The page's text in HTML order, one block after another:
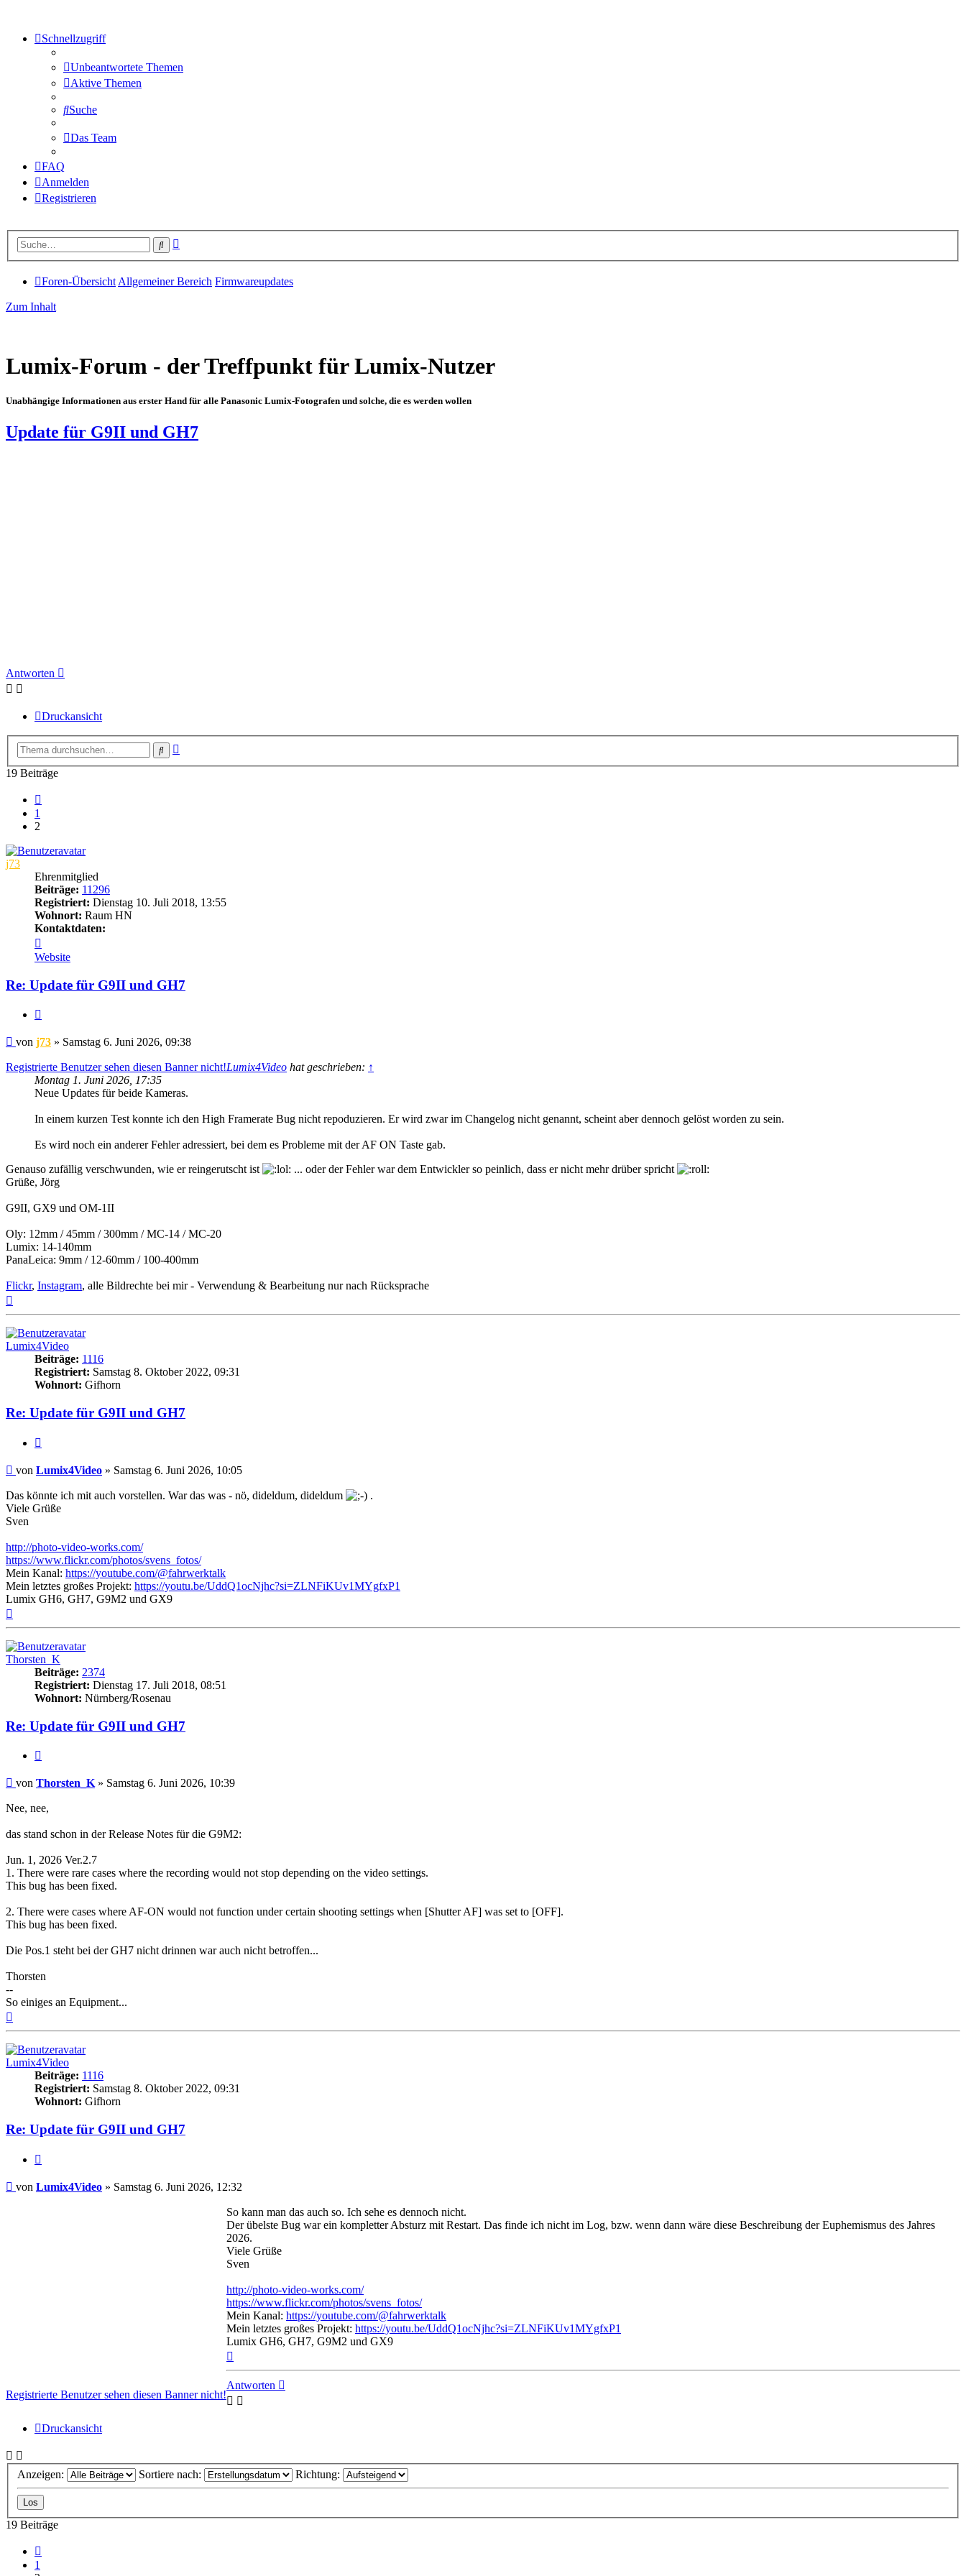
Schnellzugriff
Unbeantwortete Themen
Aktive Themen
Suche
Das Team
FAQ
Anmelden
Registrieren
Suche
Foren-Übersicht Allgemeiner Bereich Firmwareupdates
Zum Inhalt
Lumix-Forum - der Treffpunkt für Lumix-Nutzer
Unabhängige Informationen aus erster Hand für alle Panasonic Lumix-Fotografen und solche, die es werden wollen
Update für G9II und GH7
Antworten
Druckansicht
Suche
19 Beiträge
1
2
j73
Ehrenmitglied
Beiträge: 11296
Registriert: Dienstag 10. Juli 2018, 13:55
Wohnort: Raum HN
Kontaktdaten:
von
j73
Website
Re: Update für G9II und GH7
Beitrag
von j73 » Samstag 6. Juni 2026, 09:38
Registrierte Benutzer sehen diesen Banner nicht!Lumix4Video hat geschrieben: ↑
Montag 1. Juni 2026, 17:35
Neue Updates für beide Kameras.
In einem kurzen Test konnte ich den High Framerate Bug nicht repoduzieren. Er wird zwar im Changelog nicht genannt, scheint aber dennoch gelöst worden zu sein.
Es wird noch ein anderer Fehler adressiert, bei dem es Probleme mit der AF ON Taste gab.
Genauso zufällig verschwunden, wie er reingerutscht ist
... oder der Fehler war dem Entwickler so peinlich, dass er nicht mehr drüber spricht
Grüße, Jörg
G9II, GX9 und OM-1II
Oly: 12mm / 45mm / 300mm / MC-14 / MC-20
Lumix: 14-140mm
PanaLeica: 9mm / 12-60mm / 100-400mm
Flickr, Instagram, alle Bildrechte bei mir - Verwendung & Bearbeitung nur nach Rücksprache
oben
Lumix4Video
Beiträge: 1116
Registriert: Samstag 8. Oktober 2022, 09:31
Wohnort: Gifhorn
Re: Update für G9II und GH7
Beitrag
von Lumix4Video » Samstag 6. Juni 2026, 10:05
Das könnte ich mit auch vorstellen. War das was - nö, dideldum, dideldum
.
Viele Grüße
Sven
http://photo-video-works.com/
https://www.flickr.com/photos/svens_fotos/
Mein Kanal: https://youtube.com/@fahrwerktalk
Mein letztes großes Projekt: https://youtu.be/UddQ1ocNjhc?si=ZLNFiKUv1MYgfxP1
Lumix GH6, GH7, G9M2 und GX9
Thorsten_K
Beiträge: 2374
Registriert: Dienstag 17. Juli 2018, 08:51
Wohnort: Nürnberg/Rosenau
Re: Update für G9II und GH7
Beitrag
von Thorsten_K » Samstag 6. Juni 2026, 10:39
Nee, nee,
das stand schon in der Release Notes für die G9M2:
Jun. 1, 2026 Ver.2.7
1. There were rare cases where the recording would not stop depending on the video settings.
This bug has been fixed.
2. There were cases where AF-ON would not function under certain shooting settings when [Shutter AF] was set to [OFF].
This bug has been fixed.
Die Pos.1 steht bei der GH7 nicht drinnen war auch nicht betroffen...
Thorsten
--
So einiges an Equipment...
Lumix4Video
Beiträge: 1116
Registriert: Samstag 8. Oktober 2022, 09:31
Wohnort: Gifhorn
Re: Update für G9II und GH7
Beitrag
von Lumix4Video » Samstag 6. Juni 2026, 12:32
Registrierte Benutzer sehen diesen Banner nicht!
So kann man das auch so. Ich sehe es dennoch nicht.
Der übelste Bug war ein kompletter Absturz mit Restart. Das finde ich nicht im Log, bzw. wenn dann wäre diese Beschreibung der Euphemismus des Jahres
2026.
Viele Grüße
Sven
http://photo-video-works.com/
https://www.flickr.com/photos/svens_fotos/
Mein Kanal: https://youtube.com/@fahrwerktalk
Mein letztes großes Projekt: https://youtu.be/UddQ1ocNjhc?si=ZLNFiKUv1MYgfxP1
Lumix GH6, GH7, G9M2 und GX9
Antworten
Druckansicht
Anzeigen: Sortiere nach: Richtung:
19 Beiträge
1